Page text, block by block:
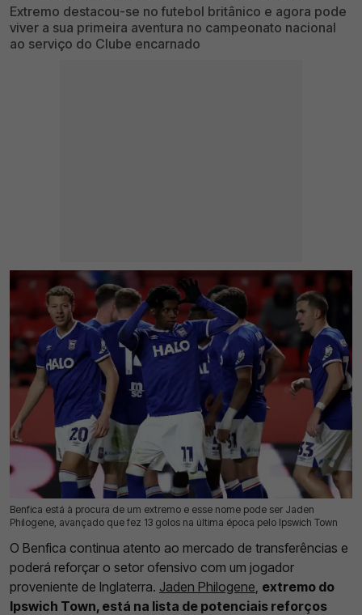
Extremo destacou-se no futebol britânico e agora pode
viver a sua primeira aventura no campeonato nacional
ao serviço do Clube encarnado
Benfica está à procura de um extremo e esse nome pode ser Jaden
Philogene, avançado que fez 13 golos na última época pelo Ipswich Town
17 Jul 2026 | 10:20 | 0
O Benfica continua atento ao mercado de transferências e
poderá reforçar o setor ofensivo com um jogador
proveniente de Inglaterra. Jaden Philogene extremo do
Ipswich Town, está na lista de potenciais reforços